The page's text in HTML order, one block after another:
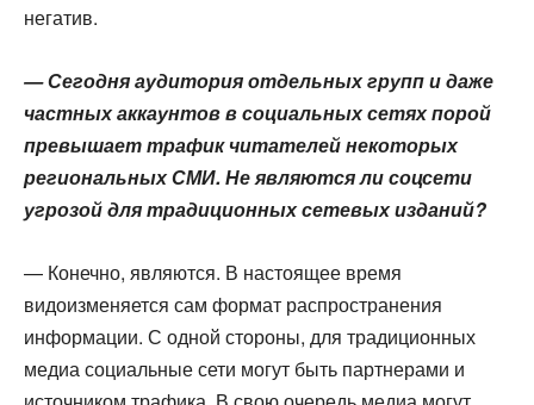
негатив.
— Сегодня аудитория отдельных групп и даже
частных аккаунтов в социальных сетях порой
превышает трафик читателей некоторых
региональных СМИ. Не являются ли соцсети
угрозой для традиционных сетевых изданий?
— Конечно, являются. В настоящее время
видоизменяется сам формат распространения
информации. С одной стороны, для традиционных
медиа социальные сети могут быть партнерами и